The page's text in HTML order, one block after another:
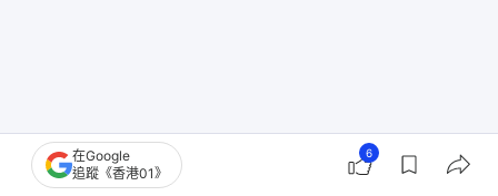
在Google
追蹤《香港01》
6